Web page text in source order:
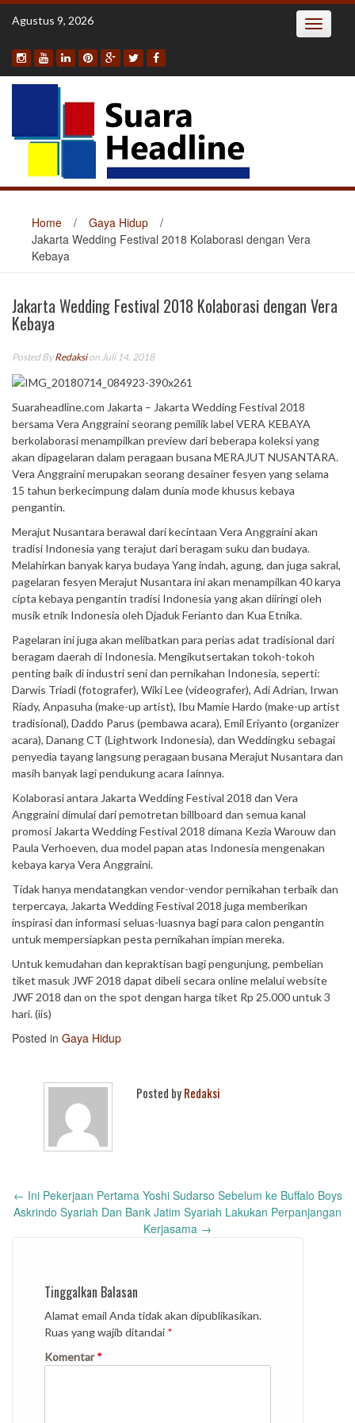
Skip
Agustus 9, 2026 Toggle
Home / Gaya Hidup
/
Jakarta Wedding Festival 2018 Kolaborasi dengan Vera
Kebaya
Jakarta Wedding Festival 2018 Kolaborasi dengan Vera
Kebaya
Posted ByRedaksion Juli 14, 2018
Suaraheadline.com Jakarta – Jakarta Wedding Festival 2018
bersama Vera Anggraini seorang pemilik label VERA KEBAYA
berkolaborasi menampilkan preview dari beberapa koleksi yang
akan dipagelaran dalam peragaan busana MERAJUT NUSANTARA.
Vera Anggraini merupakan seorang desainer fesyen yang selama
15 tahun berkecimpung dalam dunia mode khusus kebaya
pengantin.
Merajut Nusantara berawal dari kecintaan Vera Anggraini akan
tradisi Indonesia yang terajut dari beragam suku dan budaya.
Melahirkan banyak karya budaya Yang indah, agung, dan juga sakral,
pagelaran fesyen Merajut Nusantara ini akan menampilkan 40 karya
cipta kebaya pengantin tradisi Indonesia yang akan diiringi oleh
musik etnik Indonesia oleh Djaduk Ferianto dan Kua Etnika.
Pagelaran ini juga akan melibatkan para perias adat tradisional dari
beragam daerah di Indonesia. Mengikutsertakan tokoh-tokoh
penting baik di industri seni dan pernikahan Indonesia, seperti:
Darwis Triadi (fotografer), Wiki Lee (videografer), Adi Adrian, Irwan
Riady, Anpasuha (make-up artist), Ibu Mamie Hardo (make-up artist
tradisional), Daddo Parus (pembawa acara), Emil Eriyanto (organizer
acara), Danang CT (Lightwork Indonesia), dan Weddingku sebagai
penyedia tayang langsung peragaan busana Merajut Nusantara dan
masih banyak lagi pendukung acara Iainnya.
Kolaborasi antara Jakarta Wedding Festival 2018 dan Vera
Anggraini dimulai dari pemotretan billboard dan semua kanal
promosi Jakarta Wedding Festival 2018 dimana Kezia Warouw dan
Paula Verhoeven, dua model papan atas Indonesia mengenakan
kebaya karya Vera Anggraini.
Tidak hanya mendatangkan vendor-vendor pernikahan terbaik dan
terpercaya, Jakarta Wedding Festival 2018 juga memberikan
inspirasi dan informasi seluas-luasnya bagi para calon pengantin
untuk mempersiapkan pesta pernikahan impian mereka.
Untuk kemudahan dan kepraktisan bagi pengunjung, pembelian
tiket masuk JWF 2018 dapat dibeli secara online melalui website
JWF 2018 dan on the spot dengan harga tiket Rp 25.000 untuk 3
hari. (iis)
Posted in Gaya Hidup
Posted byRedaksi
Post
navigation
← Ini Pekerjaan Pertama Yoshi Sudarso Sebelum ke Buffalo Boys
Askrindo Syariah Dan Bank Jatim Syariah Lakukan Perpanjangan
Kerjasama →
Tinggalkan Balasan
Alamat email Anda tidak akan dipublikasikan.
Ruas yang wajib ditandai *
Komentar*